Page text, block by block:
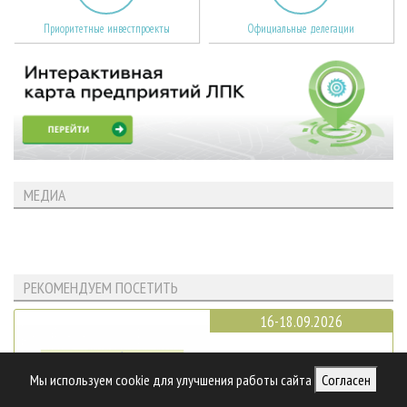
Мы используем cookie для улучшения работы сайта Согласен
Приоритетные инвестпроекты Официальные делегации
МЕДИА
РЕКОМЕНДУЕМ ПОСЕТИТЬ
16-18.09.2026
Эксподрев